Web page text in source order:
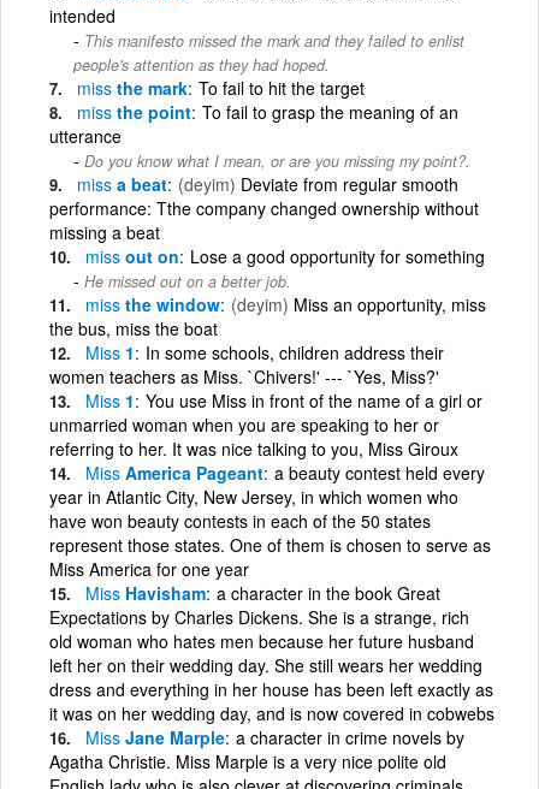
intended
This manifesto missed the mark and they failed to enlist
people's attention as they had hoped.
miss the mark To fail to hit the target
miss the point To fail to grasp the meaning of an
utterance
Do you know what I mean, or are you missing my point?.
miss a beat (deyim) Deviate from regular smooth
performance: Tthe company changed ownership without
missing a beat
miss out on Lose a good opportunity for something
He missed out on a better job.
miss the window (deyim) Miss an opportunity, miss
the bus, miss the boat
Miss 1 In some schools, children address their
women teachers as Miss. `Chivers!' --- `Yes, Miss?'
Miss 1 You use Miss in front of the name of a girl or
unmarried woman when you are speaking to her or
referring to her. It was nice talking to you, Miss Giroux
Miss America Pageant a beauty contest held every
year in Atlantic City, New Jersey, in which women who
have won beauty contests in each of the 50 states
represent those states. One of them is chosen to serve as
Miss America for one year
Miss Havisham a character in the book Great
Expectations by Charles Dickens. She is a strange, rich
old woman who hates men because her future husband
left her on their wedding day. She still wears her wedding
dress and everything in her house has been left exactly as
it was on her wedding day, and is now covered in cobwebs
Miss Jane Marple a character in crime novels by
Agatha Christie. Miss Marple is a very nice polite old